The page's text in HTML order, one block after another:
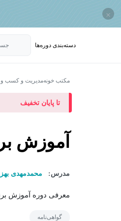
×
دسته‌بندی‌ دوره‌ها
مکتب خونهمدیریت و کسب و
تا پایان تخفیف
آموزش
مدرس: محمدمهدی
معرفی دوره آموزش
گواهی‌نامه